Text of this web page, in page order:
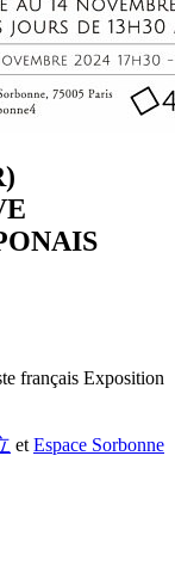
français Exposition
et Espace Sorbonne